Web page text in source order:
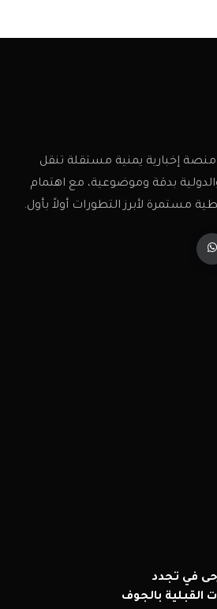
إخبارية يمنية مستقلة تنقل
والدولية بدقة وموضوعية، مع اهتمام
مستمرة لأبرز التطورات أولاً بأول.
في تجدد
القبلية بالجوف